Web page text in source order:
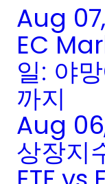
Aug
EC
일: 야
까지
Aug
상장지